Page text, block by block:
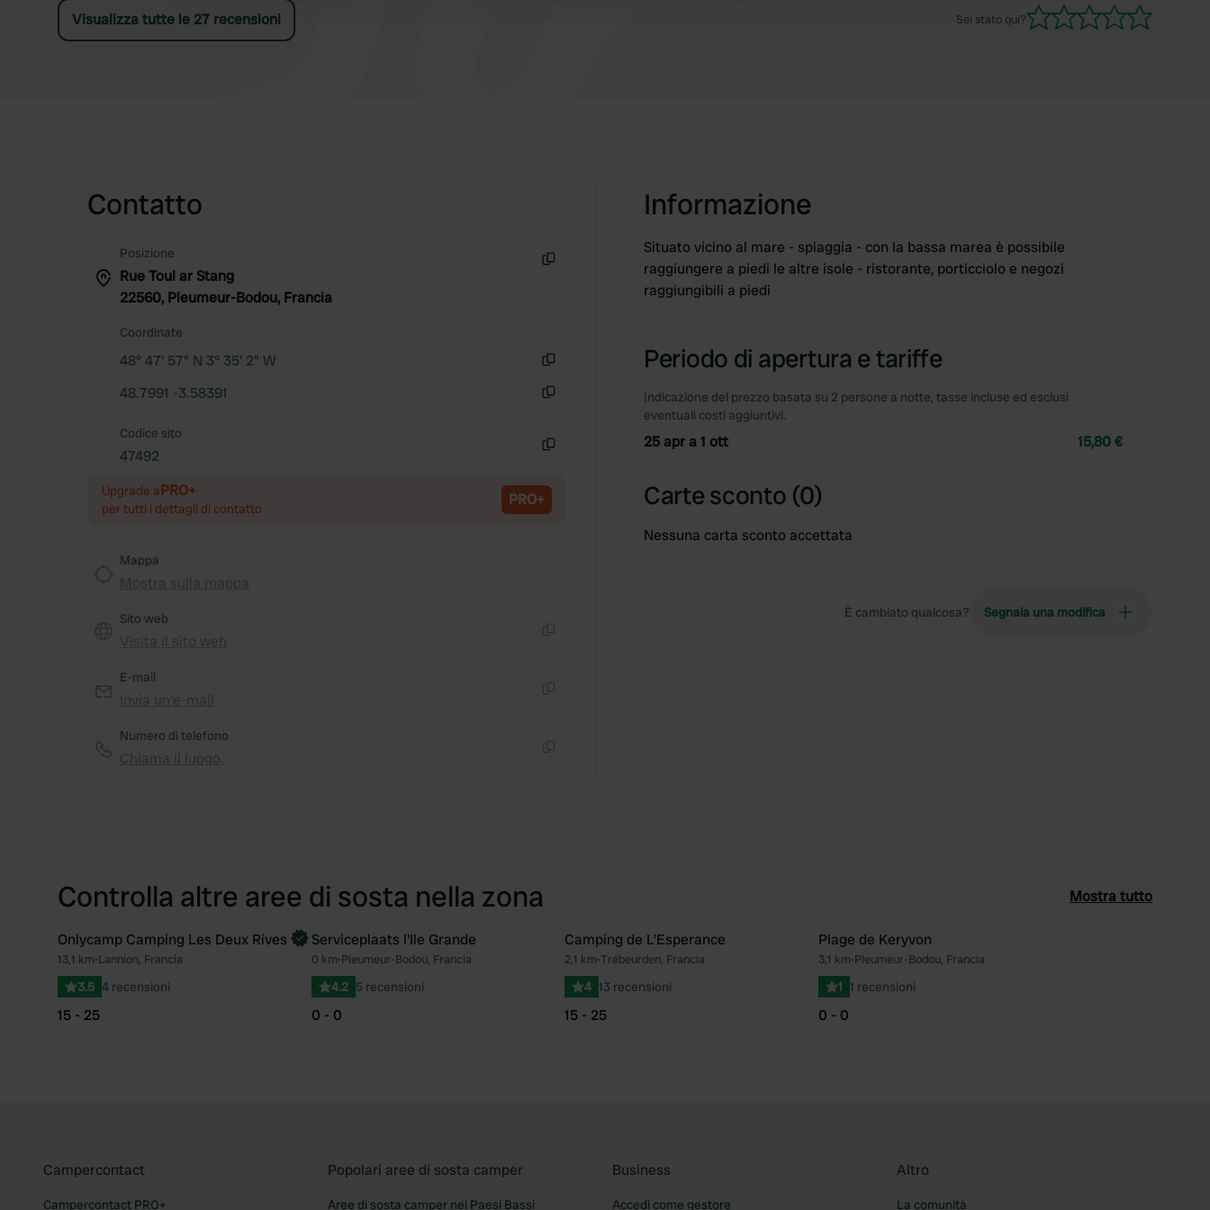
Visualizza tutte le 27 recensioni Sei stato qui?
Contatto
Posizione
Rue Toul ar Stang
22560, Pleumeur-Bodou, Francia
Coordinate
48° 47' 57" N 3° 35' 2" W
48.7991 -3.58391
Codice sito
47492
Upgrade aPRO+
per tutti i dettagli di contatto PRO+
Mappa
Sito web
E-mail
Numero di telefono
Informazione
Situato vicino al mare - spiaggia - con la bassa marea è possibile
raggiungere a piedi le altre isole - ristorante, porticciolo e negozi
raggiungibili a piedi
Periodo di apertura e tariffe
Indicazione del prezzo basata su 2 persone a notte, tasse incluse ed esclusi
eventuali costi aggiuntivi.
25 apr a 1 ott 15,80 €
Carte sconto (0)
Nessuna carta sconto accettata
È cambiato qualcosa? Segnala una modifica
Controlla altre aree di sosta nella zona Mostra tutto
Preferito
Prenota ora
Onlycamp Camping Les Deux Rives
13,1 km•Lannion, Francia
3.5 4 recensioni
15 - 25
Preferito
Serviceplaats l'Ile Grande
0 km•Pleumeur-Bodou, Francia
4.2 5 recensioni
0 - 0
Preferito
Camping de L’Esperance
2,1 km•Trébeurden, Francia
4 13 recensioni
15 - 25
Plage de Keryvon
3,1 km•Pleumeur-Bodou, Francia
1 1 recensioni
0 - 0
Campercontact
Campercontact PRO+
Popolari aree di sosta camper
Aree di sosta camper nei Paesi Bassi
Business
Accedi come gestore
Altro
La comunità